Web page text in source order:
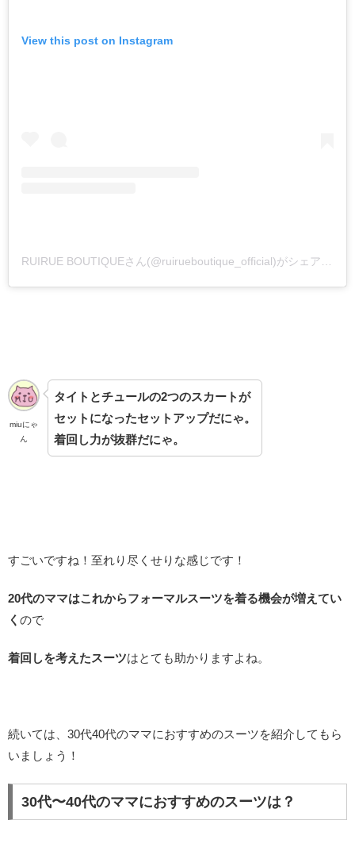
View this post on Instagram
RUIRUE BOUTIQUEさん(@ruirueboutique_official)がシェアした投稿
miuにゃ
ん
タイトとチュールの2つのスカートが
セットになったセットアップだにゃ。
着回し力が抜群だにゃ。
すごいですね！至れり尽くせりな感じです！
20代のママはこれからフォーマルスーツを着る機会が増えてい
く ので
着回しを考えたスーツはとても助かりますよね。
続いては、30代40代のママにおすすめのスーツを紹介してもら
いましょう！
30代〜40代のママにおすすめのスーツは？